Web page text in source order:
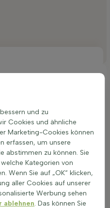
Eine gut durchlässige
werden sollte. Diese
wächst auf allen
gewährleistet ist. Ein
Wind schützt, fördert die
richtige Standortwahl führt
Pflanzen. Cornus
für die Bepflanzung
oder als Solitär. Die
für das Wachstum und die
und zu
Cookies und ähnliche
Marketing-Cookies können
erfassen, um unsere
abstimmen zu können. Sie
Kategorien von
Wenn Sie auf „OK“ klicken,
aller Cookies auf unserer
Werbung sehen
ablehnen. Das können Sie